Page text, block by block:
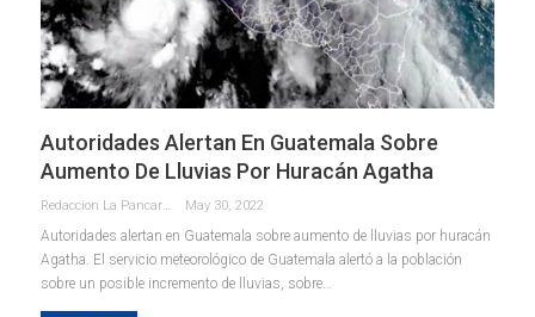
Autoridades Alertan En Guatemala Sobre
Aumento De Lluvias Por Huracán Agatha
Redaccion La Pancarta De Quintana Roo May 30, 2022
Autoridades alertan en Guatemala sobre aumento de lluvias por huracán
Agatha. El servicio meteorológico de Guatemala alertó a la población
sobre un posible incremento de lluvias, sobre…